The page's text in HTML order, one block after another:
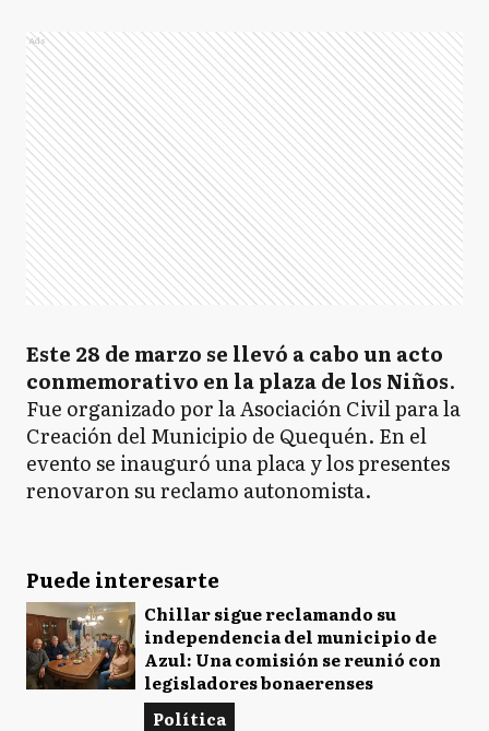
Ads
Este 28 de marzo se llevó a cabo un acto
conmemorativo en la plaza de los Niños.
Fue organizado por la Asociación Civil para la
Creación del Municipio de Quequén. En el
evento se inauguró una placa y los presentes
renovaron su reclamo autonomista.
Puede interesarte
Chillar sigue reclamando su
independencia del municipio de
Azul: Una comisión se reunió con
legisladores bonaerenses
Política